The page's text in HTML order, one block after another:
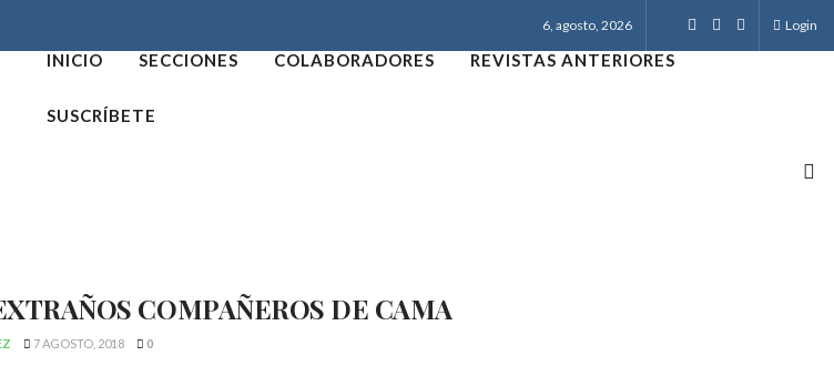
6, agosto, 2026 Login
INICIO SECCIONES COLABORADORES REVISTAS ANTERIORES
SUSCRÍBETE
COMPAÑEROS DE CAMA
7 AGOSTO, 2018 0